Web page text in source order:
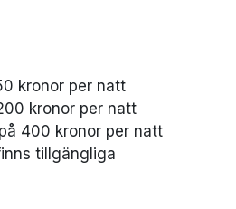
kronor per natt
kronor per natt
400 kronor per natt
tillgängliga